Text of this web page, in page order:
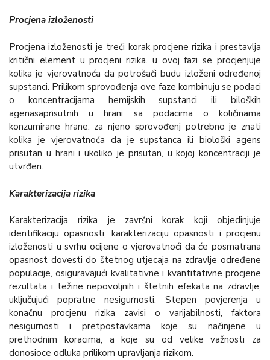
Procjena izloženosti
Procjena izloženosti je treći korak procjene rizika i prestavlja
kritični element u procjeni rizika. u ovoj fazi se procjenjuje
kolika je vjerovatnoća da potrošači budu izloženi određenoj
supstanci. Prilikom sprovođenja ove faze kombinuju se podaci
o koncentracijama hemijskih supstanci ili biloških
agenasaprisutnih u hrani sa podacima o količinama
konzumirane hrane. za njeno sprovođenj potrebno je znati
kolika je vjerovatnoća da je supstanca ili biološki agens
prisutan u hrani i ukoliko je prisutan, u kojoj koncentraciji je
utvrđen.
Karakterizacija rizika
Karakterizacija rizika je završni korak koji objedinjuje
identifikaciju opasnosti, karakterizaciju opasnosti i procjenu
izloženosti u svrhu ocijene o vjerovatnoći da će posmatrana
opasnost dovesti do štetnog utjecaja na zdravlje određene
populacije, osiguravajući kvalitativne i kvantitativne procjene
rezultata i težine nepovoljnih i štetnih efekata na zdravlje,
uključujući popratne nesigurnosti. Stepen povjerenja u
konačnu procjenu rizika zavisi o varijabilnosti, faktora
nesigurnosti i pretpostavkama koje su načinjene u
prethodnim koracima, a koje su od velike važnosti za
donosioce odluka prilikom upravljanja rizikom.